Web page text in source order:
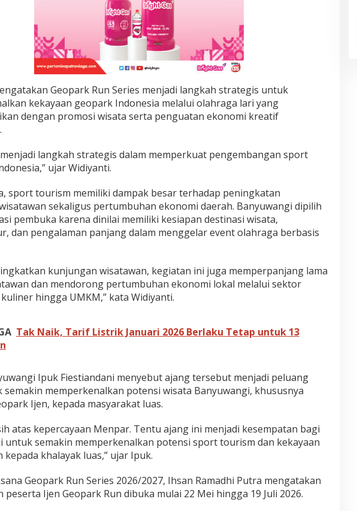
Geopark Run Series menjadi langkah strategis untuk
kekayaan geopark Indonesia melalui olahraga lari yang
dengan promosi wisata serta penguatan ekonomi kreatif
langkah strategis dalam memperkuat pengembangan sport
ujar Widiyanti.
sport tourism memiliki dampak besar terhadap peningkatan
sekaligus pertumbuhan ekonomi daerah. Banyuwangi dipilih
pembuka karena dinilai memiliki kesiapan destinasi wisata,
dan pengalaman panjang dalam menggelar event olahraga berbasis
kunjungan wisatawan, kegiatan ini juga memperpanjang lama
dan mendorong pertumbuhan ekonomi lokal melalui sektor
hingga UMKM,” kata Widiyanti.
Tak Naik, Tarif Listrik Januari 2026 Berlaku Tetap untuk 13
Ipuk Fiestiandani menyebut ajang tersebut menjadi peluang
semakin memperkenalkan potensi wisata Banyuwangi, khususnya
Ijen, kepada masyarakat luas.
atas kepercayaan Menpar. Tentu ajang ini menjadi kesempatan bagi
untuk semakin memperkenalkan potensi sport tourism dan kekayaan
kepada khalayak luas,” ujar Ipuk.
Geopark Run Series 2026/2027, Ihsan Ramadhi Putra mengatakan
peserta Ijen Geopark Run dibuka mulai 22 Mei hingga 19 Juli 2026.
Prancis Amankan Tiket Semifinal
Piala Dunia 2026 Usai Taklukkan
Maroko